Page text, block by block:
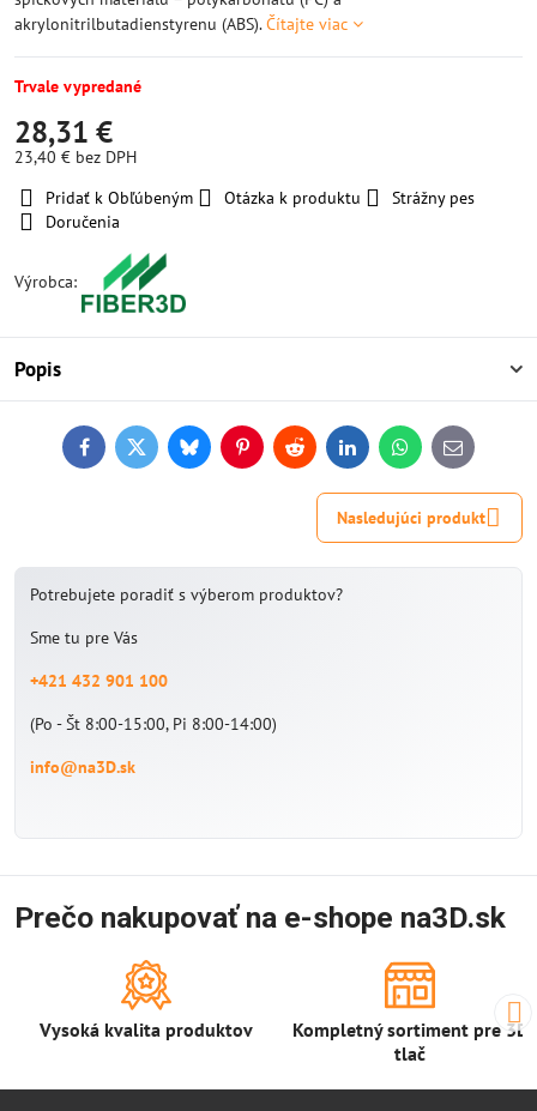
akrylonitrilbutadienstyrenu (ABS).Čítajte viac
Trvale vypredané
28,31 €
23,40 € bez DPH
Pridať k Obľúbeným
Otázka k produktu
Strážny pes
Doručenia
Výrobca:
Popis
FacebookTwitterBlueskyPinterestReddit LinkedInWhatsApp
E-
mail
Nasledujúci produkt
Potrebujete poradiť s výberom produktov?
Sme tu pre Vás
+421 432 901 100
(Po - Št 8:00-15:00, Pi 8:00-14:00)
info@na3D.sk
Prečo nakupovať na e-shope na3D.sk
Vysoká kvalita produktov
Kompletný sortiment pre 3D
tlač